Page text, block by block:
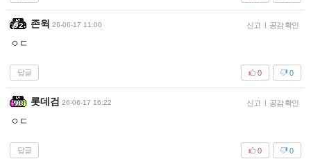
존윅 26-06-17 11:00 신고 | 공감 확인
ㅇㄷ
답글 0
0
롯데검 26-06-17 16:22 신고 | 공감 확인
ㅇㄷ
답글 0
0